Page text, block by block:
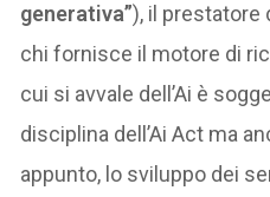
generativa”), il
chi fornisce il motore di
cui si avvale dell’Ai è
disciplina dell’Ai Act ma
appunto, lo sviluppo dei